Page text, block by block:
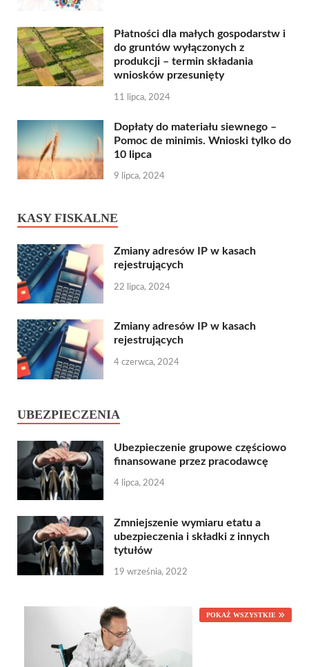
Płatności dla małych gospodarstw i
do gruntów wyłączonych z
produkcji – termin składania
wniosków przesunięty
11 lipca, 2024
Dopłaty do materiału siewnego –
Pomoc de minimis. Wnioski tylko do
10 lipca
9 lipca, 2024
KASY FISKALNE
Zmiany adresów IP w kasach
rejestrujących
22 lipca, 2024
Zmiany adresów IP w kasach
rejestrujących
4 czerwca, 2024
UBEZPIECZENIA
Ubezpieczenie grupowe częściowo
finansowane przez pracodawcę
4 lipca, 2024
Zmniejszenie wymiaru etatu a
ubezpieczenia i składki z innych
tytułów
19 września, 2022
POKAŻ WSZYSTKIE